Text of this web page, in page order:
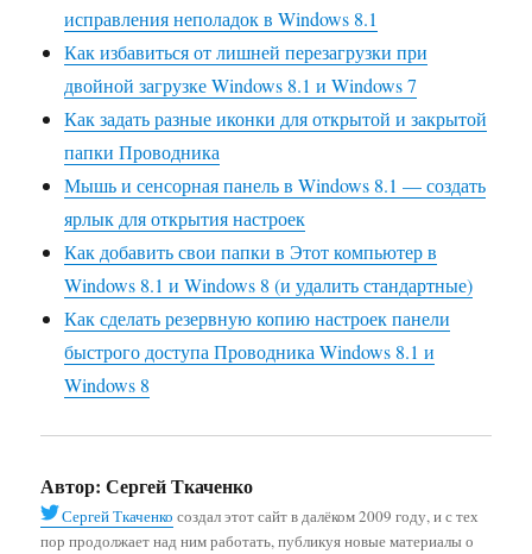
исправления неполадок в Windows 8.1
Как избавиться от лишней перезагрузки при
двойной загрузке Windows 8.1 и Windows 7
Как задать разные иконки для открытой и закрытой
папки Проводника
Мышь и сенсорная панель в Windows 8.1 — создать
ярлык для открытия настроек
Как добавить свои папки в Этот компьютер в
Windows 8.1 и Windows 8 (и удалить стандартные)
Как сделать резервную копию настроек панели
быстрого доступа Проводника Windows 8.1 и
Windows 8
Автор: Сергей Ткаченко
Сергей Ткаченко создал этот сайт в далёком 2009 году, и с тех
пор продолжает над ним работать, публикуя новые материалы о